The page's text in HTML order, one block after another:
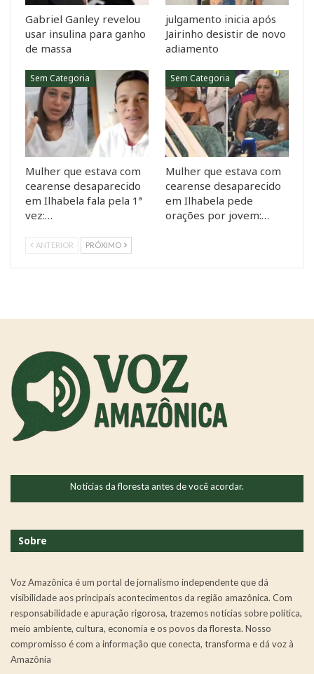
Gabriel Ganley revelou
usar insulina para ganho
de massa
julgamento inicia após
Jairinho desistir de novo
adiamento
Sem Categoria
Mulher que estava com
cearense desaparecido
em Ilhabela fala pela 1ª
vez:…
Sem Categoria
Mulher que estava com
cearense desaparecido
em Ilhabela pede
orações por jovem:…
ANTERIOR PRÓXIMO
Notícias da floresta antes de você acordar.
Sobre
Voz Amazônica é um portal de jornalismo independente que dá
visibilidade aos principais acontecimentos da região amazônica. Com
responsabilidade e apuração rigorosa, trazemos notícias sobre política,
meio ambiente, cultura, economia e os povos da floresta. Nosso
compromisso é com a informação que conecta, transforma e dá voz à
Amazônia